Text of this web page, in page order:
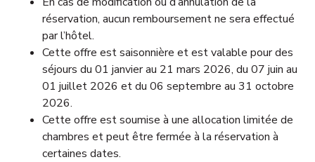
réservation, aucun remboursement ne sera effectué
par l’hôtel.
Cette offre est saisonnière et est valable pour des
séjours du 01 janvier au 21 mars 2026, du 07 juin au
01 juillet 2026 et du 06 septembre au 31 octobre
2026.
Cette offre est soumise à une allocation limitée de
chambres et peut être fermée à la réservation à
certaines dates.